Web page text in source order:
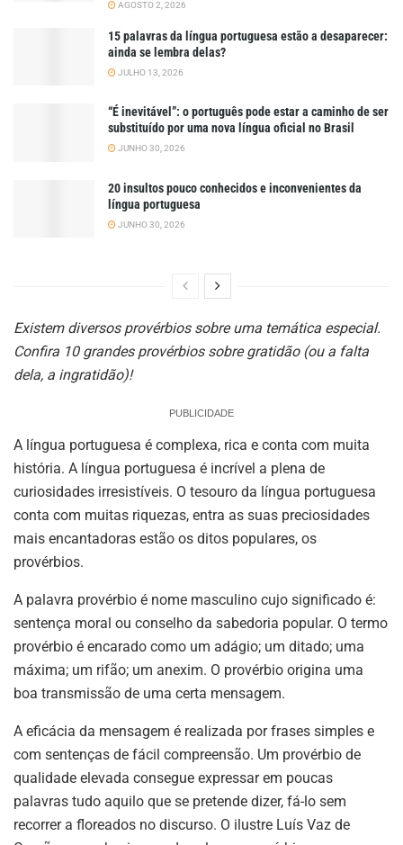
AGOSTO 2, 2026
15 palavras da língua portuguesa estão a desaparecer:
ainda se lembra delas?
JULHO 13, 2026
“É inevitável”: o português pode estar a caminho de ser
substituído por uma nova língua oficial no Brasil
JUNHO 30, 2026
20 insultos pouco conhecidos e inconvenientes da
língua portuguesa
JUNHO 30, 2026
Existem diversos provérbios sobre uma temática especial.
Confira 10 grandes provérbios sobre gratidão (ou a falta
dela, a ingratidão)!
PUBLICIDADE
A língua portuguesa é complexa, rica e conta com muita
história. A língua portuguesa é incrível a plena de
curiosidades irresistíveis. O tesouro da língua portuguesa
conta com muitas riquezas, entra as suas preciosidades
mais encantadoras estão os ditos populares, os
provérbios.
A palavra provérbio é nome masculino cujo significado é:
sentença moral ou conselho da sabedoria popular. O termo
provérbio é encarado como um adágio; um ditado; uma
máxima; um rifão; um anexim. O provérbio origina uma
boa transmissão de uma certa mensagem.
A eficácia da mensagem é realizada por frases simples e
com sentenças de fácil compreensão. Um provérbio de
qualidade elevada consegue expressar em poucas
palavras tudo aquilo que se pretende dizer, fá-lo sem
recorrer a floreados no discurso. O ilustre Luís Vaz de